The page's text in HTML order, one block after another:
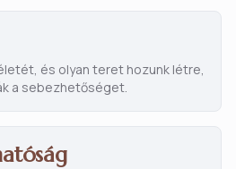
és olyan teret hozunk létre,
a sebezhetőséget.